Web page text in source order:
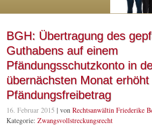
BGH: Übertragung des
Guthabens auf einem
Pfändungsschutzkonto in
übernächsten Monat erhöht
Pfändungsfreibetrag
16. Februar 2015 | vonRechtsanwältin Friederike
Kategorie:Zwangsvollstreckungsrecht